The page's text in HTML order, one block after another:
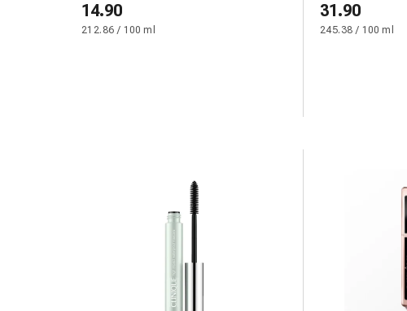
Ustioni
e
14.90
212.86 / 100 ml
31.90
245.38 / 100 ml